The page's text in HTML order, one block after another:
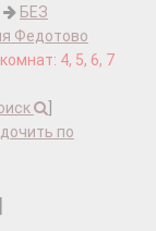
БЕЗ
Федотово
4, 5, 6, 7
по